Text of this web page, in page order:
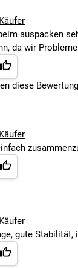
auspacken
da wir
diese
gute Stabilität,